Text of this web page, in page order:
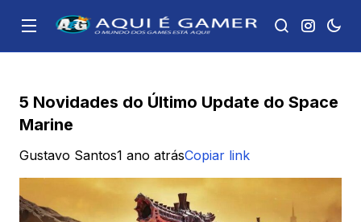
5 Novidades do Último Update do Space
Marine
Gustavo Santos1 ano atrásCopiar link